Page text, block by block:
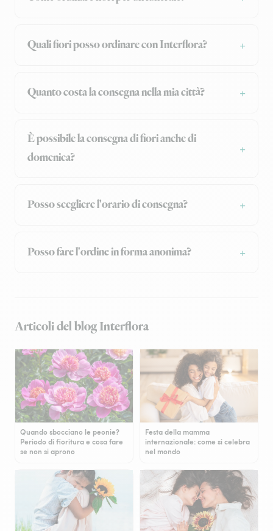
Quali fiori posso ordinare con Interflora?
Quanto costa la consegna nella mia città?
È possibile la consegna di fiori anche di
domenica?
Posso scegliere l'orario di consegna?
Posso fare l'ordine in forma anonima?
Articoli del blog Interflora
Quando sbocciano le peonie?
Periodo di fioritura e cosa fare
se non si aprono
Festa della mamma
internazionale: come si celebra
nel mondo